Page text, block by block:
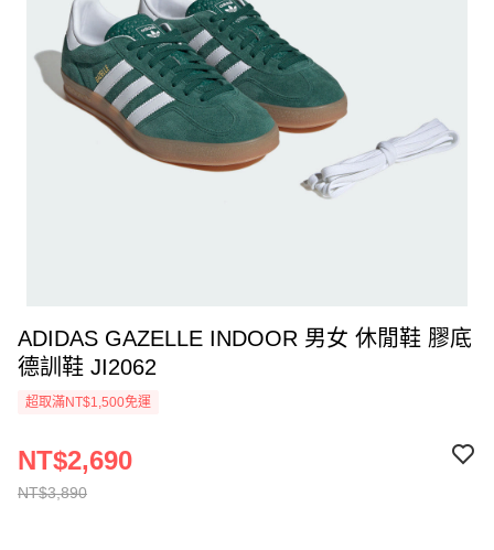
ADIDAS GAZELLE INDOOR 男女 休閒鞋 膠底
德訓鞋 JI2062
超取滿NT$1,500免運
NT$3,890
NT$2,690